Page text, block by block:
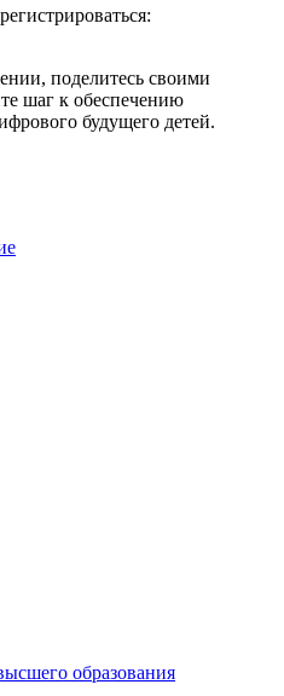
поделитесь своими
шаг к обеспечению
будущего детей.
образования